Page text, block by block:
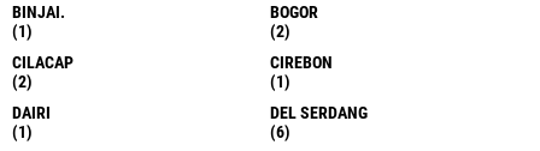
BINJAI.
(1)
BOGOR
(2)
CILACAP
(2)
CIREBON
(1)
DAIRI
(1)
DEL SERDANG
(6)